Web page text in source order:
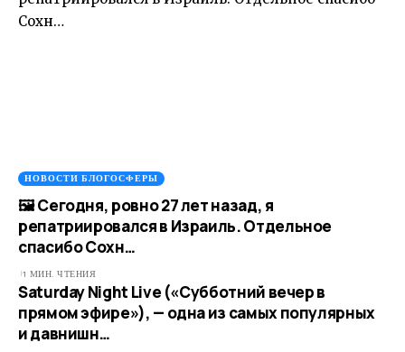
НОВОСТИ БЛОГОСФЕРЫ
🖼 Сегодня, ровно 27 лет назад, я
репатриировался в Израиль. Отдельное
спасибо Сохн…
1 МИН. ЧТЕНИЯ
Saturday Night Live («Субботний вечер в
прямом эфире»), — одна из самых популярных
и давнишн…